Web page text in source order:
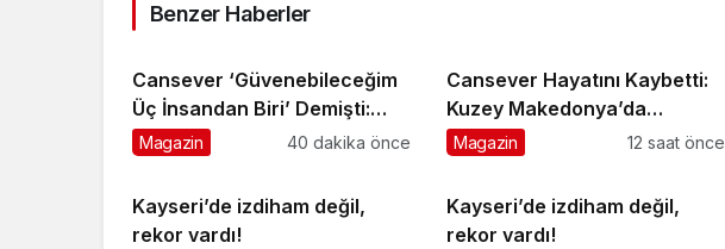
Benzer Haberler
Cansever ‘Güvenebileceğim
Üç İnsandan Biri’ Demişti:
Mahmut Görgen’den
Magazin 40 dakika önce
Cansever Hayatını Kaybetti:
Kuzey Makedonya’da
Toprağa Verilecek
Magazin 12 saat önce
Kayseri’de izdiham değil,
rekor vardı!
Kayseri’de izdiham değil,
rekor vardı!